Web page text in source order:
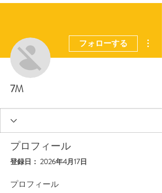
フォローする
7M
プロフィール
登録日： 2026年4月17日
プロフィール